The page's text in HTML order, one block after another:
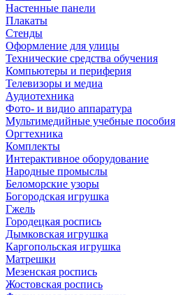
Настенные панели
Плакаты
Стенды
Оформление для улицы
Технические средства обучения
Компьютеры и периферия
Телевизоры и медиа
Аудиотехника
Фото- и видио аппаратура
Мультимедийные учебные пособия
Оргтехника
Комплекты
Интерактивное оборудование
Народные промыслы
Беломорские узоры
Богородская игрушка
Гжель
Городецкая роспись
Дымковская игрушка
Каргопольская игрушка
Матрешки
Мезенская роспись
Жостовская роспись